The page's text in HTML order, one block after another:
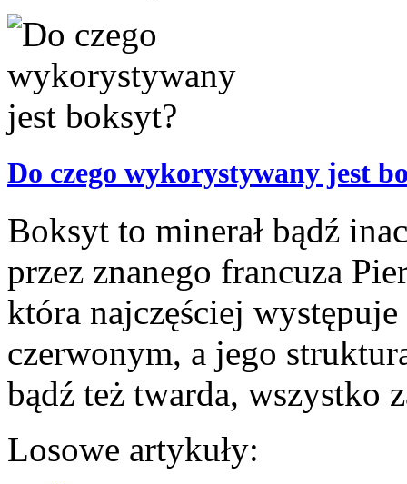
Do czego wykorystywany jest
Boksyt to minerał bądź
przez znanego francuza
która najczęściej
czerwonym, a jego
bądź też twarda, wszystko
Losowe artykuły: